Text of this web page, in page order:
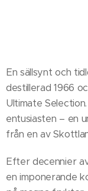
En sällsynt och
destillerad 1966
Ultimate
entusiasten – en
från en av
Efter decennier
en imponerande